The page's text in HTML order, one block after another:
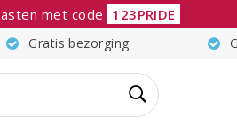
met code 123PRIDE
Gratis bezorging